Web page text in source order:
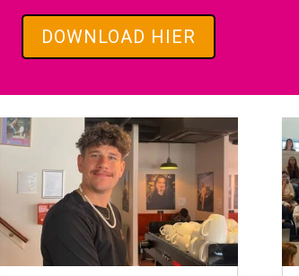
DOWNLOAD HIER
Facebook
Twitter
LinkedIn